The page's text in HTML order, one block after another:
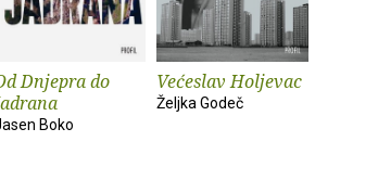
Dnjepra do
Boko
Većeslav Holjevac
Željka Godeč